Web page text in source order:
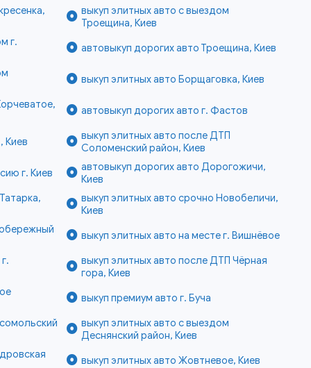
выкуп элитных авто с выездом
Троещина, Киев
г.
автовыкуп дорогих авто Троещина, Киев
выкуп элитных авто Борщаговка, Киев
автовыкуп дорогих авто г. Фастов
Киев
выкуп элитных авто после ДТП
Соломенский район, Киев
г. Киев
автовыкуп дорогих авто Дорогожичи,
Киев
выкуп элитных авто срочно Новобеличи,
Киев
выкуп элитных авто на месте г. Вишнёвое
выкуп элитных авто после ДТП Чёрная
гора, Киев
выкуп премиум авто г. Буча
выкуп элитных авто с выездом
Деснянский район, Киев
выкуп элитных авто Жовтневое, Киев